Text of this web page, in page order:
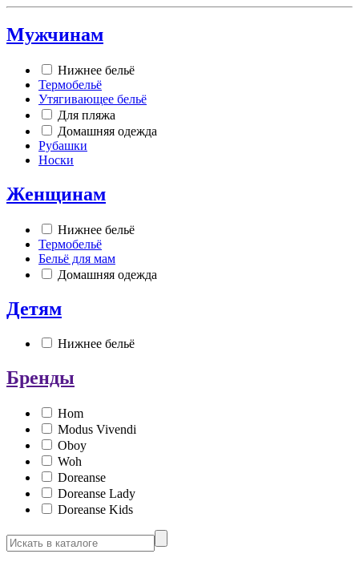
Мужчинам
Нижнее бельё
Термобельё
Утягивающее бельё
Для пляжа
Домашняя одежда
Рубашки
Носки
Женщинам
Нижнее бельё
Термобельё
Бельё для мам
Домашняя одежда
Детям
Нижнее бельё
Бренды
Hom
Modus Vivendi
Oboy
Woh
Doreanse
Doreanse Lady
Doreanse Kids